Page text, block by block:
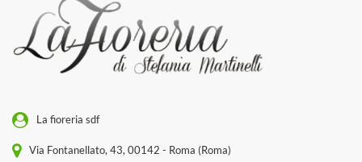
La fioreria sdf
Via Fontanellato, 43, 00142 - Roma (Roma)